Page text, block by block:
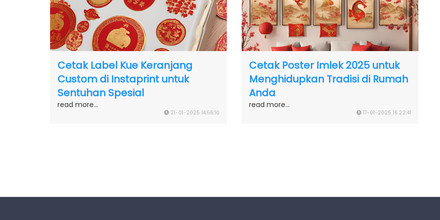
Cetak Label Kue Keranjang
Custom di Instaprint untuk
Sentuhan Spesial
read more...
21-01-2025 14:56:10
Cetak Poster Imlek 2025 untuk
Menghidupkan Tradisi di Rumah
Anda
read more...
17-01-2025 16:22:41